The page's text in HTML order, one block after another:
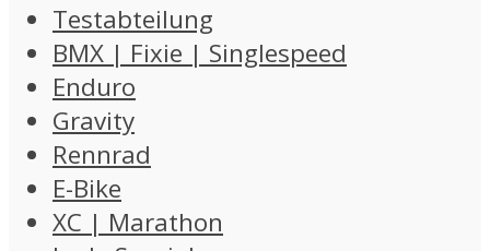
Testabteilung
BMX | Fixie | Singlespeed
Enduro
Gravity
Rennrad
E-Bike
XC | Marathon